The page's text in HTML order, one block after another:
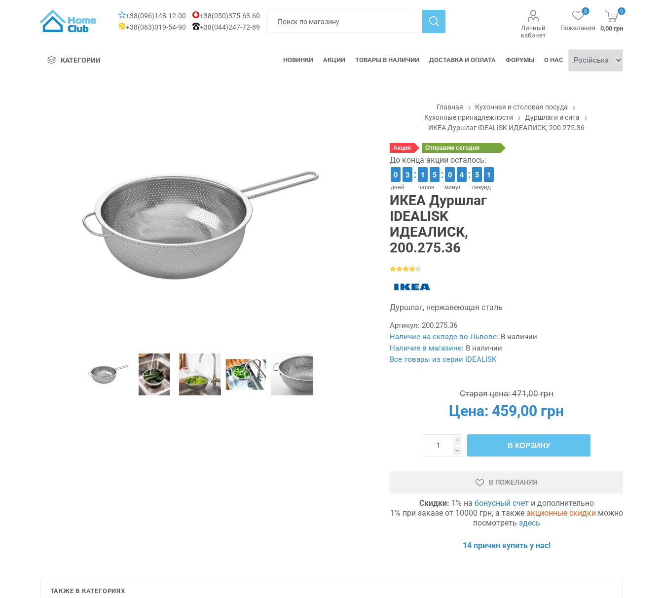
+38(096)148-12-00
+38(050)375-63-60
+38(063)019-54-90
+38(044)247-72-89
Личный
кабинет
Пожелания
0 0
0,00 грн
КАТЕГОРИИ НОВИНКИ АКЦИИ ТОВАРЫ В НАЛИЧИИ ДОСТАВКА И ОПЛАТА ФОРУМЫ О НАС
Главная
Кухонная и столовая посуда
Кухонные принадлежности
Дуршлаги и сита
ИКЕА Дуршлаг IDEALISK ИДЕАЛИСК, 200.275.36
Акция Отправимсегодня
До конца акции осталось:
дней
9
9
0
0 2
2
3
3
часов
1
1
1
1 4
4
5
5
минут
9
9
0
0 3
3
4
4
секунд
4
4
5
5 1
0
0
ИКЕА Дуршлаг
IDEALISK
ИДЕАЛИСК,
200.275.36
Дуршлаг, нержавеющая сталь
Артикул: 200.275.36
Наличие на складе во Львове: В наличии
Наличие в магазине: В наличии
Все товары из серии IDEALISK
Старая цена: 471,00 грн
Цена: 459,00 грн
i
h
В КОРЗИНУ
В ПОЖЕЛАНИЯ
Скидки: 1% на бонусный счети дополнительно
1% при заказе от 10000 грн, а также акционные скидки можно
посмотреть здесь
14 причин купить у нас!
ТАКЖЕ В КАТЕГОРИЯХ